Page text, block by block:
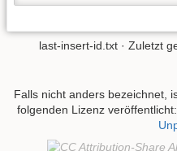
last-insert-id.txt · Zuletzt
Falls nicht anders bezeichnet,
folgenden Lizenz veröffentlicht: